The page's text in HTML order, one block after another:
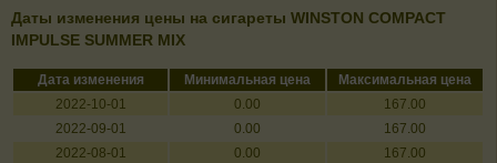
Даты изменения цены на сигареты WINSTON COMPACT
IMPULSE SUMMER MIX
Дата изменения Минимальная цена
Максимальная цена
2022-10-01
0.00
167.00
2022-09-01
0.00
167.00
2022-08-01
0.00
167.00